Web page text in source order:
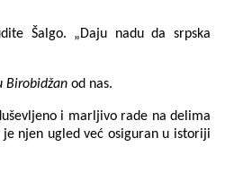
Šalgo. „Daju nadu da srpska
Birobidžan od nas.
i marljivo rade na delima
njen ugled već osiguran u istoriji